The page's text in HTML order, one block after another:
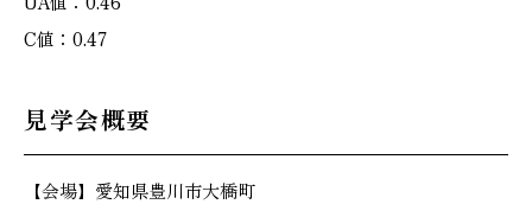
C値：0.47
見学会概要
【会場】愛知県豊川市大橋町